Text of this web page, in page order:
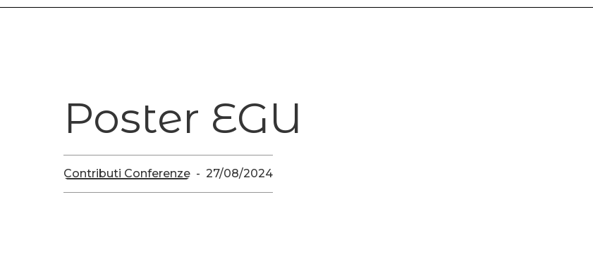
Poster EGU
Contributi Conferenze 27/08/2024